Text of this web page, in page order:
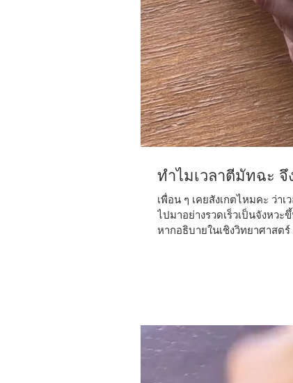
ทำไมเวลาตีมัทฉะ
เพื่อน ๆ เคยสังเกตไหมคะ ว่า
ไปมาอย่างรวดเร็วเป็นจังหวะ
หากอธิบายในเชิงวิทยาศาสตร์